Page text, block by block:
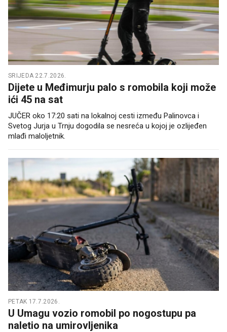
SRIJEDA 22.7.2026.
Dijete u Međimurju palo s romobila koji može
ići 45 na sat
JUČER oko 17:20 sati na lokalnoj cesti između Palinovca i
Svetog Jurja u Trnju dogodila se nesreća u kojoj je ozlijeđen
mlađi maloljetnik.
PETAK 17.7.2026.
U Umagu vozio romobil po nogostupu pa
naletio na umirovljenika